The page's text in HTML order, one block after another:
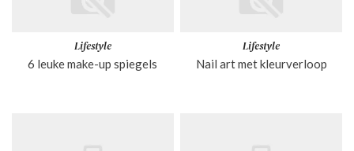
Lifestyle
6 leuke make-up spiegels
Lifestyle
Nail art met kleurverloop